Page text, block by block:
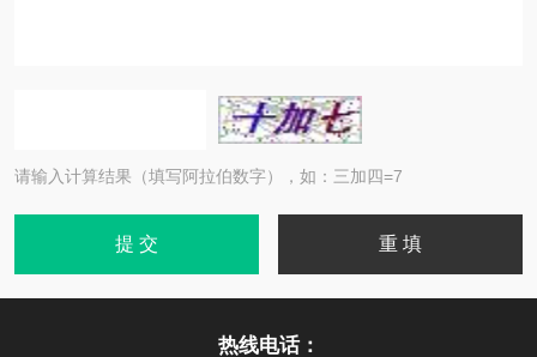
请输入计算结果（填写阿拉伯数字），如：三加四=7
热线电话：